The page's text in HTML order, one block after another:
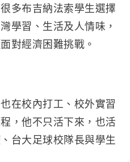
多布吉納法索學生選擇
學習、生活及人情味，
對經濟困難挑戰。
在校內打工、校外實習
，他不只活下來，也活
台大足球校隊長與學生